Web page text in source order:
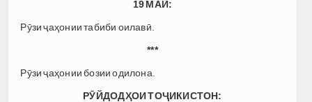
19 МАЙ:
Рӯзи ҷаҳонии табиби оилавӣ.
***
Рӯзи ҷаҳонии бозии одилона.
РӮЙДОДҲОИ ТОҶИКИСТОН: